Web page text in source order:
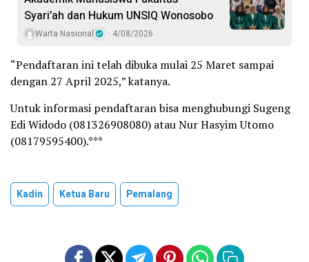
Syari’ah dan Hukum UNSIQ Wonosobo
Warta Nasional 4/08/2026
“Pendaftaran ini telah dibuka mulai 25 Maret sampai
dengan 27 April 2025,” katanya.
Untuk informasi pendaftaran bisa menghubungi Sugeng
Edi Widodo (081326908080) atau Nur Hasyim Utomo
(08179595400).***
Kadin Ketua Baru Pemalang